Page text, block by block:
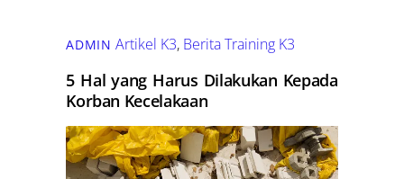
ADMIN Artikel K3, Berita Training K3
5 Hal yang Harus Dilakukan Kepada
Korban Kecelakaan